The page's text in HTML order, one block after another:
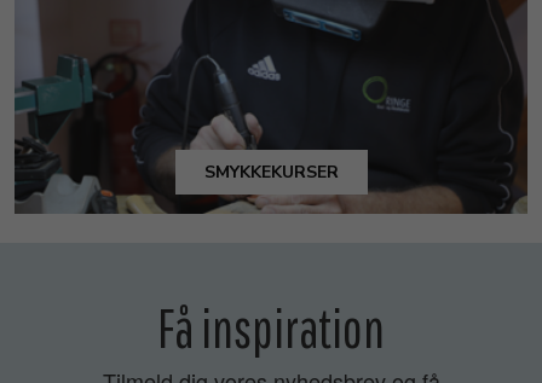
SMYKKEKURSER
Få inspiration